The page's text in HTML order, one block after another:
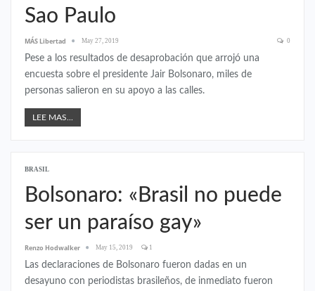
Sao Paulo
MÁS Libertad May 27, 2019 0
Pese a los resultados de desaprobación que arrojó una
encuesta sobre el presidente Jair Bolsonaro, miles de
personas salieron en su apoyo a las calles.
LEE MAS...
BRASIL
Bolsonaro: «Brasil no puede
ser un paraíso gay»
Renzo Hodwalker May 15, 2019 1
Las declaraciones de Bolsonaro fueron dadas en un
desayuno con periodistas brasileños, de inmediato fueron